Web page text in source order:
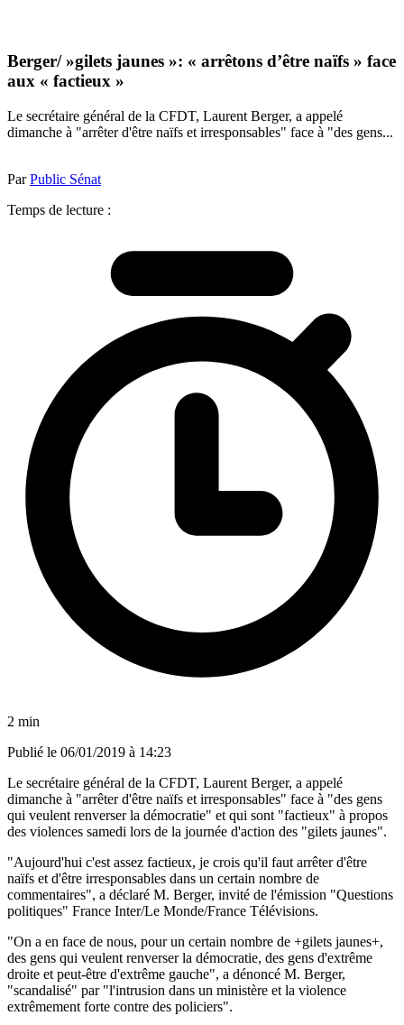
Berger/ »gilets jaunes »: « arrêtons d’être naïfs » face
aux « factieux »
Le secrétaire général de la CFDT, Laurent Berger, a appelé
dimanche à "arrêter d'être naïfs et irresponsables" face à "des gens...
ParPublic Sénat
Temps de lecture :
2 min
Publié le 06/01/2019 à 14:23
Le secrétaire général de la CFDT, Laurent Berger, a appelé
dimanche à "arrêter d'être naïfs et irresponsables" face à "des gens
qui veulent renverser la démocratie" et qui sont "factieux" à propos
des violences samedi lors de la journée d'action des "gilets jaunes".
"Aujourd'hui c'est assez factieux, je crois qu'il faut arrêter d'être
naïfs et d'être irresponsables dans un certain nombre de
commentaires", a déclaré M. Berger, invité de l'émission "Questions
politiques" France Inter/Le Monde/France Télévisions.
"On a en face de nous, pour un certain nombre de +gilets jaunes+,
des gens qui veulent renverser la démocratie, des gens d'extrême
droite et peut-être d'extrême gauche", a dénoncé M. Berger,
"scandalisé" par "l'intrusion dans un ministère et la violence
extrêmement forte contre des policiers".